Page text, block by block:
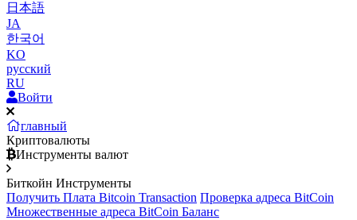
日本語
JA
한국어
KO
русский
RU
Войти
главный
Криптовалюты
Инструменты валют
Биткойн Инструменты
Получить Плата Bitcoin Transaction Проверка адреса BitCoin
Множественные адреса BitCoin Баланс